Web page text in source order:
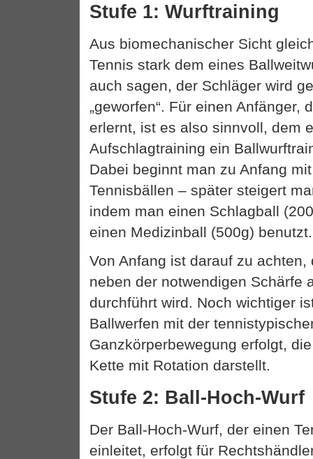
Stufe 1: Wurftraining
Aus biomechanischer Sicht
Tennis stark dem eines
auch sagen, der Schläger wird
„geworfen“. Für einen Anfänger,
erlernt, ist es also sinnvoll, dem
Aufschlagtraining ein
Dabei beginnt man zu Anfang
Tennisbällen – später steigert
indem man einen Schlagball
einen Medizinball (500g) benutzt.
Von Anfang ist darauf zu
neben der notwendigen Schärfe
durchführt wird. Noch wichtiger
Ballwerfen mit der
Ganzkörperbewegung erfolgt,
Kette mit Rotation darstellt.
Stufe 2: Ball-Hoch-Wurf
Der Ball-Hoch-Wurf, der einen
einleitet, erfolgt für